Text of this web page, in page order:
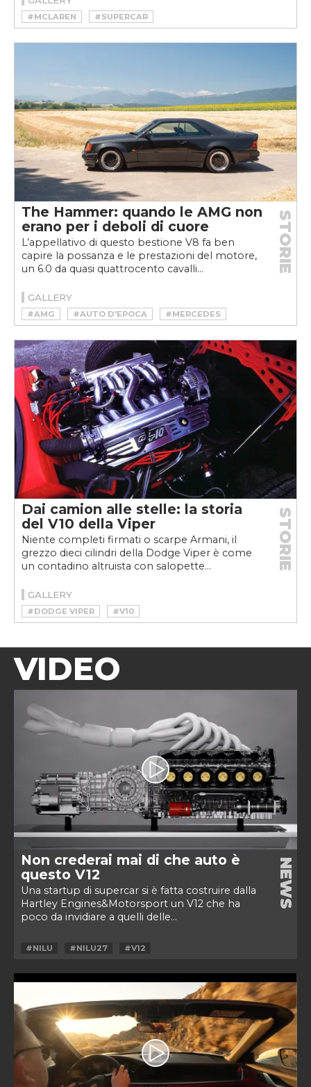
#MCLAREN #SUPERCAR
The Hammer: quando le AMG non
erano per i deboli di cuore
L’appellativo di questo bestione V8 fa ben
capire la possanza e le prestazioni del motore,
un 6.0 da quasi quattrocento cavalli...
STORIE
GALLERY
#AMG #AUTO D'EPOCA
#MERCEDES
#YOUNGTIMER
Dai camion alle stelle: la storia
del V10 della Viper
Niente completi firmati o scarpe Armani, il
grezzo dieci cilindri della Dodge Viper è come
un contadino altruista con salopette...
STORIE
GALLERY
#DODGE VIPER #V10
VIDEO
Non crederai mai di che auto è
questo V12
Una startup di supercar si è fatta costruire dalla
Hartley Engines&Motorsport un V12 che ha
poco da invidiare a quelli delle...
NEWS
#NILU #NILU27 #V12